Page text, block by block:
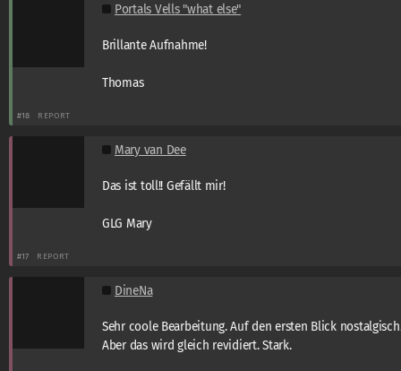
Portals Vells "what else"
Brillante Aufnahme!
Thomas
#18 REPORT
Mary van Dee
Das ist toll!! Gefällt mir!
GLG Mary
#17 REPORT
DineNa
Sehr coole Bearbeitung. Auf den ersten Blick
Aber das wird gleich revidiert. Stark.